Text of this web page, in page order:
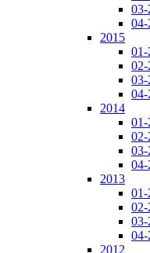
03-
04-
2015
01-
02-
03-
04-
2014
01-
02-
03-
04-
2013
01-
02-
03-
04-
2012